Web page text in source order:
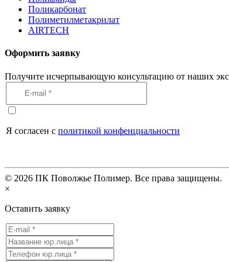
Поликарбонат
Полиметилметакрилат
AIRTECH
Оформить заявку
Получите исчерпывающую консультацию от наших
Я согласен с политикой конфенциальности
© 2026 ПК Поволжье Полимер. Все права защищены.
×
Оставить заявку